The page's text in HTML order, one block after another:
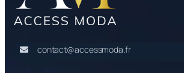
contact@accessmoda.fr